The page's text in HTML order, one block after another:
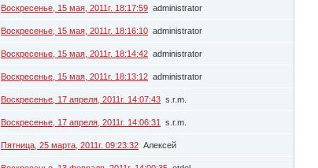
Воскресенье, 15 мая, 2011г. 18:17:59 administrator
Воскресенье, 15 мая, 2011г. 18:16:10 administrator
Воскресенье, 15 мая, 2011г. 18:14:42 administrator
Воскресенье, 15 мая, 2011г. 18:13:12 administrator
Воскресенье, 17 апреля, 2011г. 14:07:43 s.r.m.
Воскресенье, 17 апреля, 2011г. 14:06:31 s.r.m.
Пятница, 25 марта, 2011г. 09:23:32 Алексей